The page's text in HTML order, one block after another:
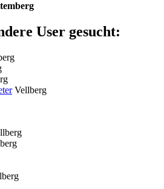
User gesucht:
Vellberg